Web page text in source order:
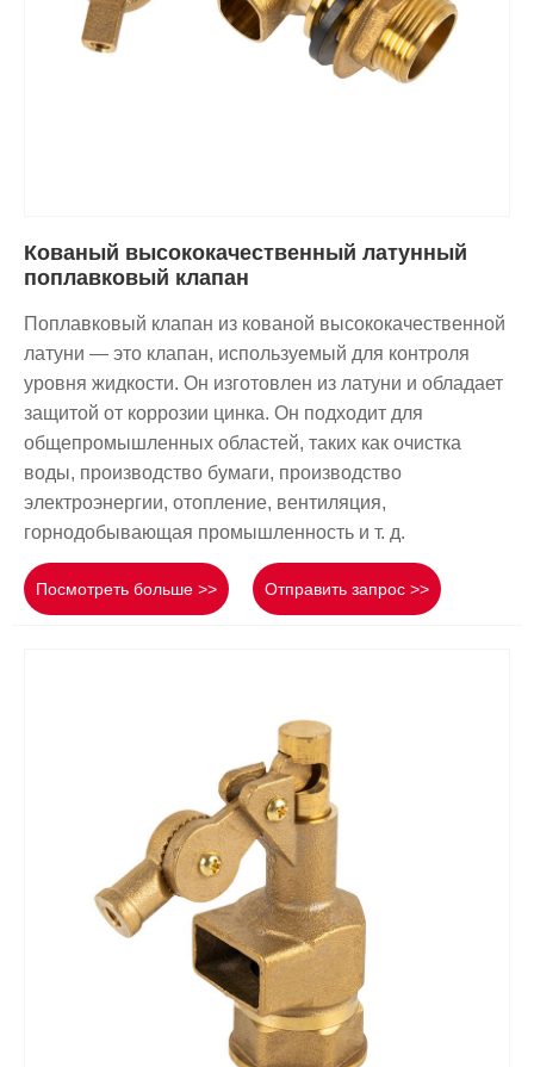
Кованый высококачественный латунный
поплавковый клапан
Поплавковый клапан из кованой высококачественной
латуни — это клапан, используемый для контроля
уровня жидкости. Он изготовлен из латуни и обладает
защитой от коррозии цинка. Он подходит для
общепромышленных областей, таких как очистка
воды, производство бумаги, производство
электроэнергии, отопление, вентиляция,
горнодобывающая промышленность и т. д.
Посмотреть больше >> Отправить запрос >>